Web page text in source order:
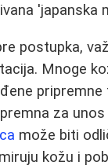
'japanska
postupka,
Mnoge
za
može biti
kožu i